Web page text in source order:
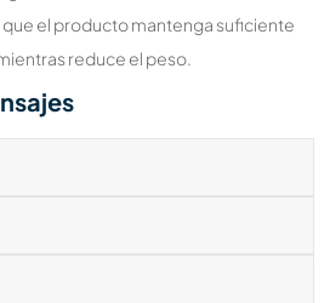
que el producto mantenga suficiente
reduce el peso.